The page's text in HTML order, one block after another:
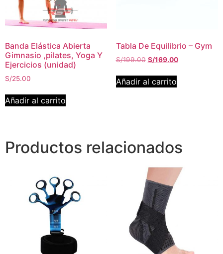
Banda Elástica Abierta
Gimnasio ,pilates, Yoga Y
Ejercicios (unidad)
S/25.00
Añadir al carrito
Tabla De Equilibrio – Gym
S/199.00 S/169.00
Añadir al carrito
Productos relacionados